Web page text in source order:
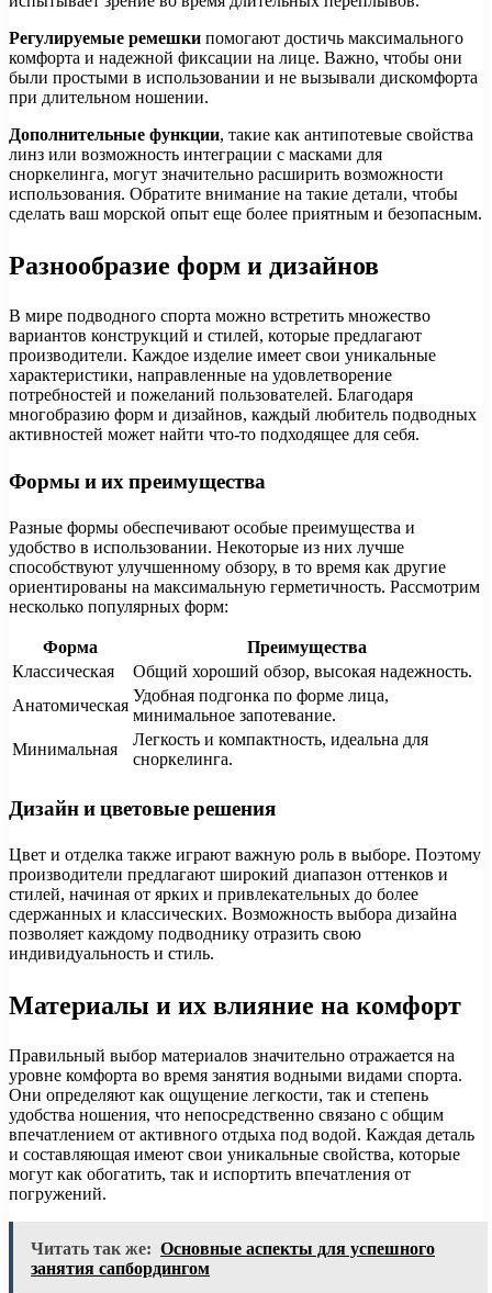
Регулируемые ремешки помогают достичь максимального
комфорта и надежной фиксации на лице. Важно, чтобы они
были простыми в использовании и не вызывали дискомфорта
при длительном ношении.
Дополнительные функции, такие как антипотевые свойства
линз или возможность интеграции с масками для
сноркелинга, могут значительно расширить возможности
использования. Обратите внимание на такие детали, чтобы
сделать ваш морской опыт еще более приятным и безопасным.
Разнообразие форм и дизайнов
В мире подводного спорта можно встретить множество
вариантов конструкций и стилей, которые предлагают
производители. Каждое изделие имеет свои уникальные
характеристики, направленные на удовлетворение
потребностей и пожеланий пользователей. Благодаря
многобразию форм и дизайнов, каждый любитель подводных
активностей может найти что-то подходящее для себя.
Формы и их преимущества
Разные формы обеспечивают особые преимущества и
удобство в использовании. Некоторые из них лучше
способствуют улучшенному обзору, в то время как другие
ориентированы на максимальную герметичность. Рассмотрим
несколько популярных форм:
Форма
Преимущества
Классическая
Общий хороший обзор, высокая надежность.
Анатомическая
Удобная подгонка по форме лица,
минимальное запотевание.
Минимальная
Легкость и компактность, идеальна для
сноркелинга.
Дизайн и цветовые решения
Цвет и отделка также играют важную роль в выборе. Поэтому
производители предлагают широкий диапазон оттенков и
стилей, начиная от ярких и привлекательных до более
сдержанных и классических. Возможность выбора дизайна
позволяет каждому подводнику отразить свою
индивидуальность и стиль.
Материалы и их влияние на комфорт
Правильный выбор материалов значительно отражается на
уровне комфорта во время занятия водными видами спорта.
Они определяют как ощущение легкости, так и степень
удобства ношения, что непосредственно связано с общим
впечатлением от активного отдыха под водой. Каждая деталь
и составляющая имеют свои уникальные свойства, которые
могут как обогатить, так и испортить впечатления от
погружений.
Читать так же: Основные аспекты для успешного
занятия сапбордингом